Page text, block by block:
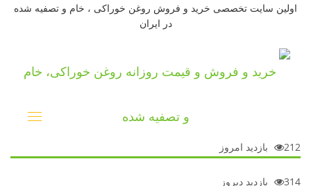
اولین سایت تخصصی خرید و فروش روغن خوراکی ، خام و تصفیه شده
در ایران
Toggle
بازدید امروز 212
بازدید دیروز 314